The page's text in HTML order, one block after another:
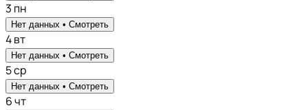
3 пн
Нет данных • Смотреть
4вт
Нет данных • Смотреть
5ср
Нет данных • Смотреть
6чт